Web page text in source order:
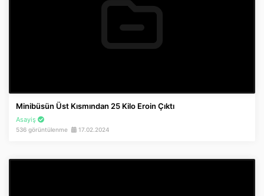
Minibüsün Üst Kısmından 25 Kilo Eroin Çıktı
Asayiş
536 görüntülenme 17.02.2024